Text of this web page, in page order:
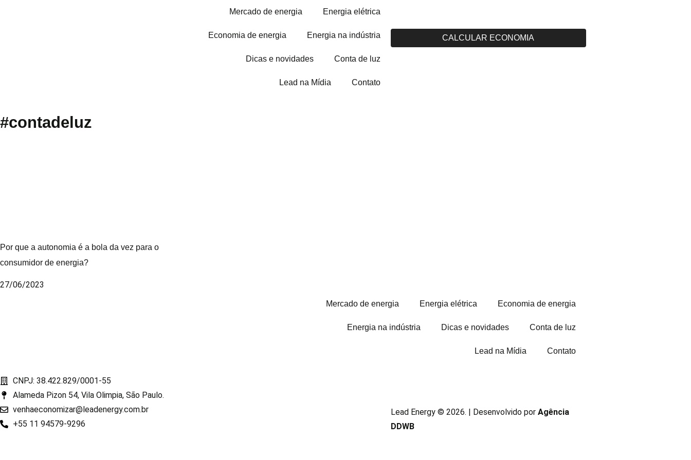
Mercado de energia Energia elétrica
Economia de energia Energia na indústria
Dicas e novidades Conta de luz
Lead na Mídia Contato
CALCULAR ECONOMIA
#contadeluz
Por que a autonomia é a bola da vez para o
consumidor de energia?
27/06/2023
Mercado de energia Energia elétrica Economia de energia
Energia na indústria Dicas e novidades Conta de luz
Lead na Mídia Contato
CNPJ: 38.422.829/0001-55
Alameda Pizon 54, Vila Olimpia, São Paulo.
venhaeconomizar@leadenergy.com.br
+55 11 94579-9296
Lead Energy © 2026. | Desenvolvido por Agência
DDWB